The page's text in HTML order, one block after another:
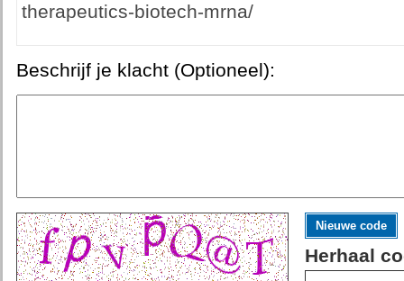
therapeutics-biotech-mrna/
Beschrijf je klacht (Optioneel):
Nieuwe code
Herhaal